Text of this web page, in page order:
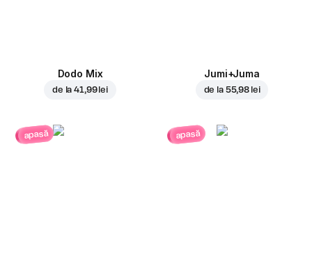
Dodo Mix
de la41,99 lei
Jumi+Juma
de la 55,98 lei
apasă apasă